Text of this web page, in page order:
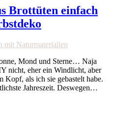
Brottüten einfach
Mond und Sterne… Naja
nicht, eher ein Windlicht, aber
Kopf, als ich sie gebastelt habe.
Jahreszeit. Deswegen…